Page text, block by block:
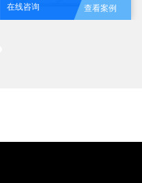
在线咨询 查看案例